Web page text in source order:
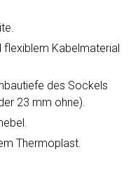
flexiblem Kabelmaterial
des Sockels
23 mm ohne).
Thermoplast.